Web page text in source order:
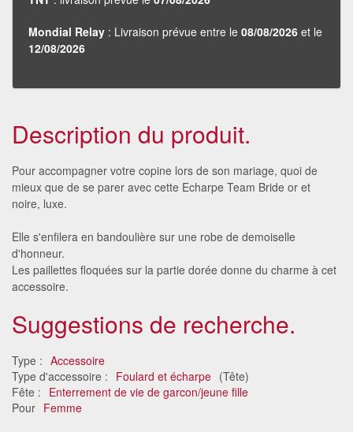
Mondial Relay : Livraison prévue entre le 08/08/2026 et le
12/08/2026
Description du produit.
Pour accompagner votre copine lors de son mariage, quoi de
mieux que de se parer avec cette Echarpe Team Bride or et
noire, luxe.
Elle s'enfilera en bandoulière sur une robe de demoiselle
d'honneur.
Les paillettes floquées sur la partie dorée donne du charme à cet
accessoire.
Suggestions de recherche.
Type : Accessoire
Type d'accessoire : Foulard et écharpe (Tête)
Fête : Enterrement de vie de garcon/jeune fille
Pour Femme